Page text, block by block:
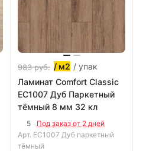
983руб. / м2 / упак
Ламинат Comfort Classic
EC1007 Дуб Паркетный
тёмный 8 мм 32 кл
5
Под заказ от 2 дней
Арт. EC1007 Дуб паркетный
тёмный